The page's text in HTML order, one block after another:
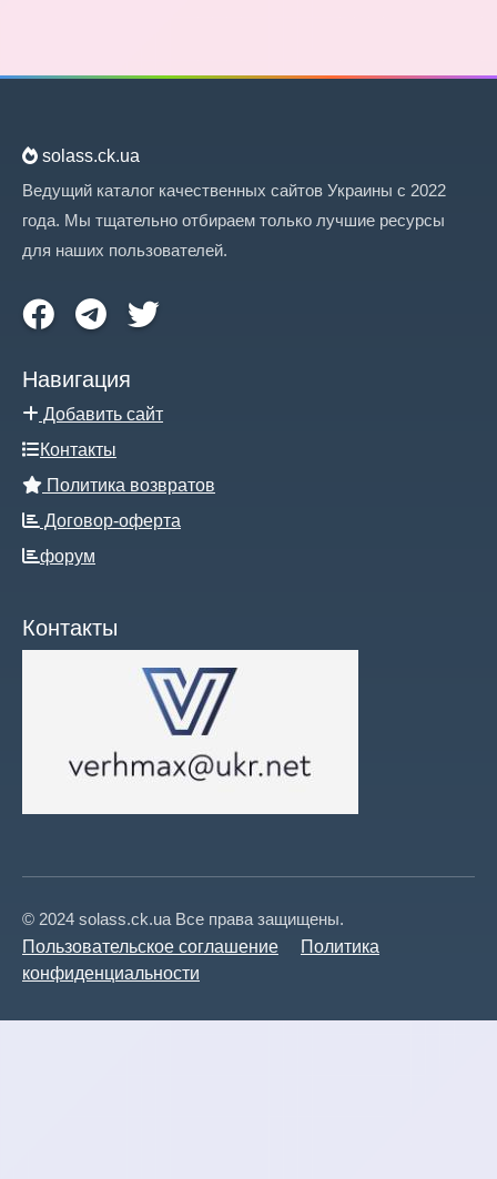
solass.ck.ua
Ведущий каталог качественных сайтов Украины с 2022
года. Мы тщательно отбираем только лучшие ресурсы
для наших пользователей.
Навигация
Добавить сайт
Контакты
Политика возвратов
Договор-оферта
форум
Контакты
© 2024 solass.ck.ua Все права защищены.
Пользовательское соглашение
Политика
конфиденциальности